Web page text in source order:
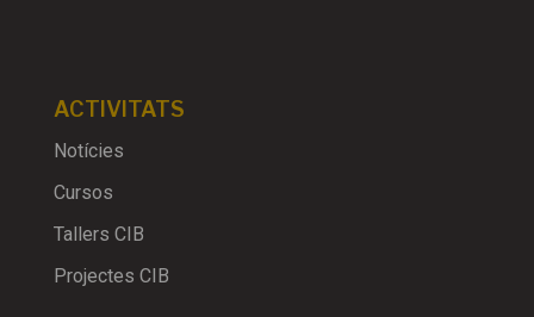
ACTIVITATS
Notícies
Cursos
Tallers CIB
Projectes CIB